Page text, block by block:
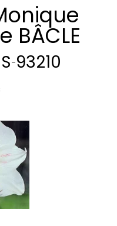
BÂCLE
-93210